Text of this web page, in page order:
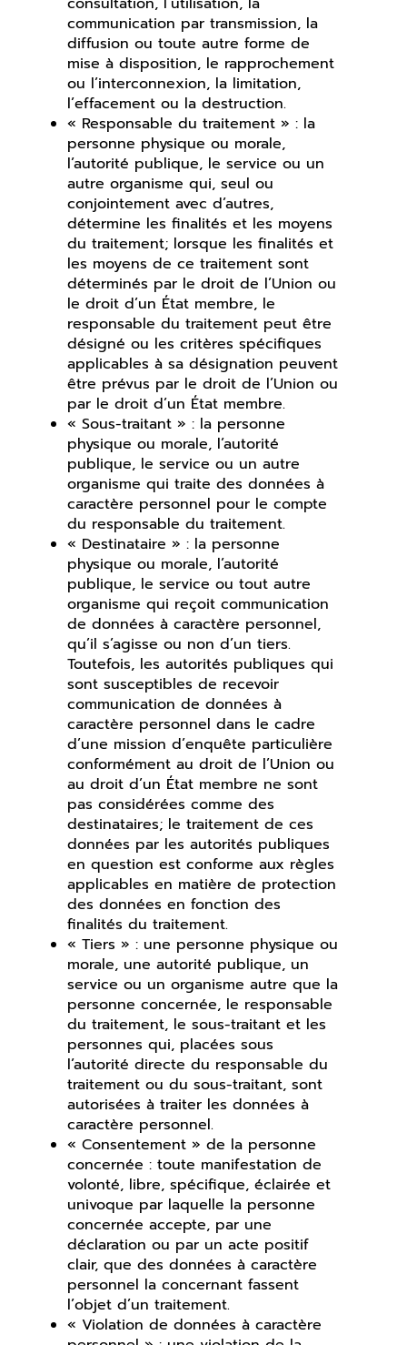
communication par transmission, la
diffusion ou toute autre forme de
mise à disposition, le rapprochement
ou l’interconnexion, la limitation,
l’effacement ou la destruction.
« Responsable du traitement » : la
personne physique ou morale,
l’autorité publique, le service ou un
autre organisme qui, seul ou
conjointement avec d’autres,
détermine les finalités et les moyens
du traitement; lorsque les finalités et
les moyens de ce traitement sont
déterminés par le droit de l’Union ou
le droit d’un État membre, le
responsable du traitement peut être
désigné ou les critères spécifiques
applicables à sa désignation peuvent
être prévus par le droit de l’Union ou
par le droit d’un État membre.
« Sous-traitant » : la personne
physique ou morale, l’autorité
publique, le service ou un autre
organisme qui traite des données à
caractère personnel pour le compte
du responsable du traitement.
« Destinataire » : la personne
physique ou morale, l’autorité
publique, le service ou tout autre
organisme qui reçoit communication
de données à caractère personnel,
qu’il s’agisse ou non d’un tiers.
Toutefois, les autorités publiques qui
sont susceptibles de recevoir
communication de données à
caractère personnel dans le cadre
d’une mission d’enquête particulière
conformément au droit de l’Union ou
au droit d’un État membre ne sont
pas considérées comme des
destinataires; le traitement de ces
données par les autorités publiques
en question est conforme aux règles
applicables en matière de protection
des données en fonction des
finalités du traitement.
« Tiers » : une personne physique ou
morale, une autorité publique, un
service ou un organisme autre que la
personne concernée, le responsable
du traitement, le sous-traitant et les
personnes qui, placées sous
l’autorité directe du responsable du
traitement ou du sous-traitant, sont
autorisées à traiter les données à
caractère personnel.
« Consentement » de la personne
concernée : toute manifestation de
volonté, libre, spécifique, éclairée et
univoque par laquelle la personne
concernée accepte, par une
déclaration ou par un acte positif
clair, que des données à caractère
personnel la concernant fassent
l’objet d’un traitement.
« Violation de données à caractère